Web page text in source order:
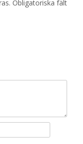
Obligatoriska fält